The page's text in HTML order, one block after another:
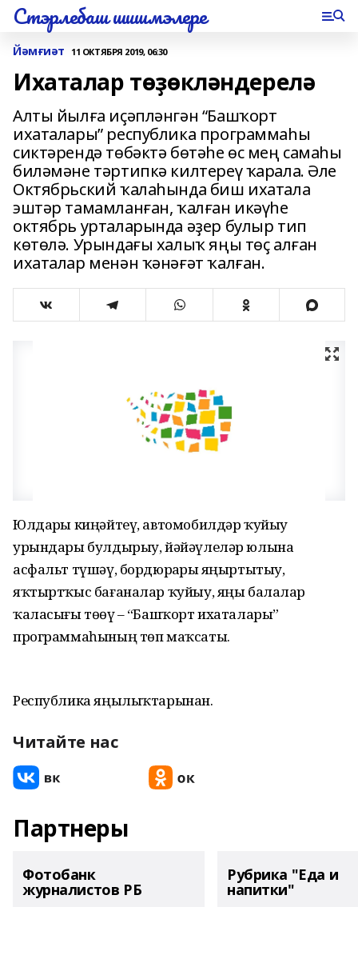
Стэрлебаш шишмэлере
Йәмғиәт 11 ОКТЯБРЯ 2019, 06:30
Ихаталар төҙөкләндерелә
Алты йылға иҫәпләнгән “Башҡорт
ихаталары” республика программаһы
сиктәрендә төбәктә бөтәһе өс мең самаһы
биләмәне тәртипкә килтереү ҡарала. Әле
Октябрьский ҡалаһында биш ихатала
эштәр тамамланған, ҡалған икәүһе
октябрь урталарында әҙер булыр тип
көтөлә. Урындағы халыҡ яңы төҫ алған
ихаталар менән ҡәнәғәт ҡалған.
Юлдарҙы киңәйтеү, автомобилдәр ҡуйыу
урындары булдырыу, йәйәүлеләр юлына
асфальт түшәү, бордюрҙарҙы яңыртытыу,
яҡтыртҡыс бағаналар ҡуйыу, яңы балалар
ҡаласығы төҙөү – “Башҡорт ихаталары”
программаһының төп маҡсаты.
Республика яңылыҡтарынан.
Читайте нас
Партнеры
Фотобанк
журналистов РБ
Рубрика "Еда и
напитки"